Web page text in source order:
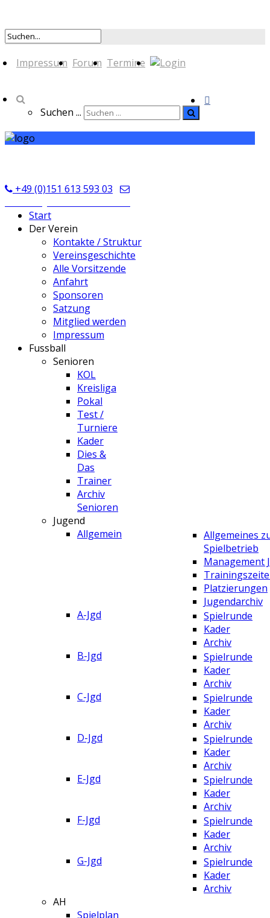
Impressum Forum Termine
Suchen ...
+49 (0)151 613 593 03
Start
Der Verein
Kontakte / Struktur
Vereinsgeschichte
Alle Vorsitzende
Anfahrt
Sponsoren
Satzung
Mitglied werden
Impressum
Fussball
Senioren
KOL
Kreisliga
Pokal
Test /
Turniere
Kader
Dies &
Das
Trainer
Archiv
Senioren
Jugend
Allgemein
Allgemeines
Spielbetrieb
Management
Platzierungen
Jugendarchiv
A-Jgd
Spielrunde
Kader
Archiv
B-Jgd
Spielrunde
Kader
Archiv
C-Jgd
Spielrunde
Kader
Archiv
D-Jgd
Spielrunde
Kader
Archiv
E-Jgd
Spielrunde
Kader
Archiv
F-Jgd
Spielrunde
Kader
Archiv
G-Jgd
Spielrunde
Kader
Archiv
AH
Spielplan